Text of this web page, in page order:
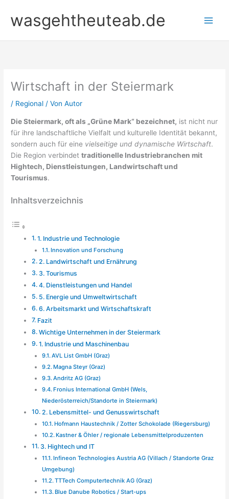
Inhalt
springen
wasgehtheuteab.de
Wirtschaft in der Steiermark
/ Regional / VonAutor
Die Steiermark, oft als „Grüne Mark“ bezeichnet, ist nicht nur
für ihre landschaftliche Vielfalt und kulturelle Identität bekannt,
sondern auch für eine vielseitige und dynamische Wirtschaft.
Die Region verbindettraditionelle Industriebranchen mit
Hightech, Dienstleistungen, Landwirtschaft und
Tourismus.
Inhaltsverzeichnis
1. Industrie und Technologie
Innovation und Forschung
2. Landwirtschaft und Ernährung
3. Tourismus
4. Dienstleistungen und Handel
5. Energie und Umweltwirtschaft
6. Arbeitsmarkt und Wirtschaftskraft
Fazit
Wichtige Unternehmen in der Steiermark
1. Industrie und Maschinenbau
AVL List GmbH (Graz)
Magna Steyr (Graz)
Andritz AG (Graz)
Fronius International GmbH (Wels,
Niederösterreich/Standorte in Steiermark)
2. Lebensmittel- und Genusswirtschaft
Hofmann Haustechnik / Zotter Schokolade (Riegersburg)
Kastner & Öhler / regionale Lebensmittelproduzenten
3. Hightech und IT
Infineon Technologies Austria AG (Villach / Standorte Graz
Umgebung)
TTTech Computertechnik AG (Graz)
Blue Danube Robotics / Start-ups